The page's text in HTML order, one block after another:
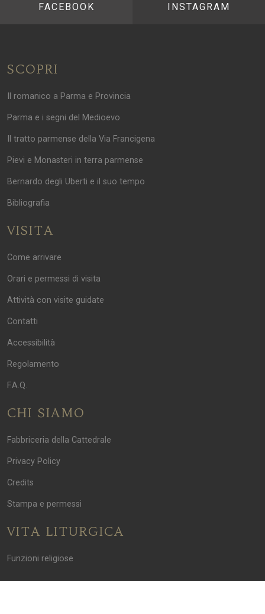
FACEBOOK INSTAGRAM
SCOPRI
Il romanico a Parma e Provincia
Parma e i segni del Medioevo
Il tratto parmense della Via Francigena
Pievi e Monasteri in terra parmense
Bernardo degli Uberti e il suo tempo
Bibliografia
VISITA
Come arrivare
Orari e permessi di visita
Attività con visite guidate
Contatti
Accessibilità
Regolamento
F.A.Q.
CHI SIAMO
Fabbriceria della Cattedrale
Privacy Policy
Credits
Stampa e permessi
VITA LITURGICA
Funzioni religiose